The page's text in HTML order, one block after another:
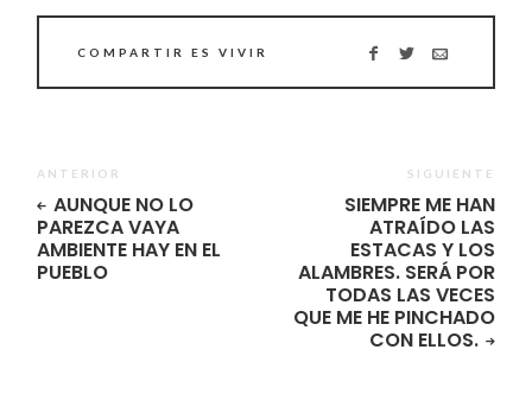
COMPARTIR ES VIVIR
ANTERIOR
AUNQUE NO LO
PAREZCA VAYA
AMBIENTE HAY EN EL
PUEBLO
SIGUIENTE
SIEMPRE ME HAN
ATRAÍDO LAS
ESTACAS Y LOS
ALAMBRES. SERÁ POR
TODAS LAS VECES
QUE ME HE PINCHADO
CON ELLOS.